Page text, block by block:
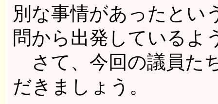
別な事情があったとい
問から出発しているよ
さて、今回の議員た
だきましょう。